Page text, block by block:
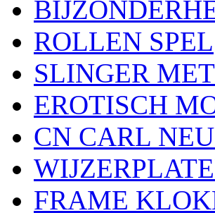
ROLLEN SPEL
SLINGER
EROTISCH
CN CARL
FRAME